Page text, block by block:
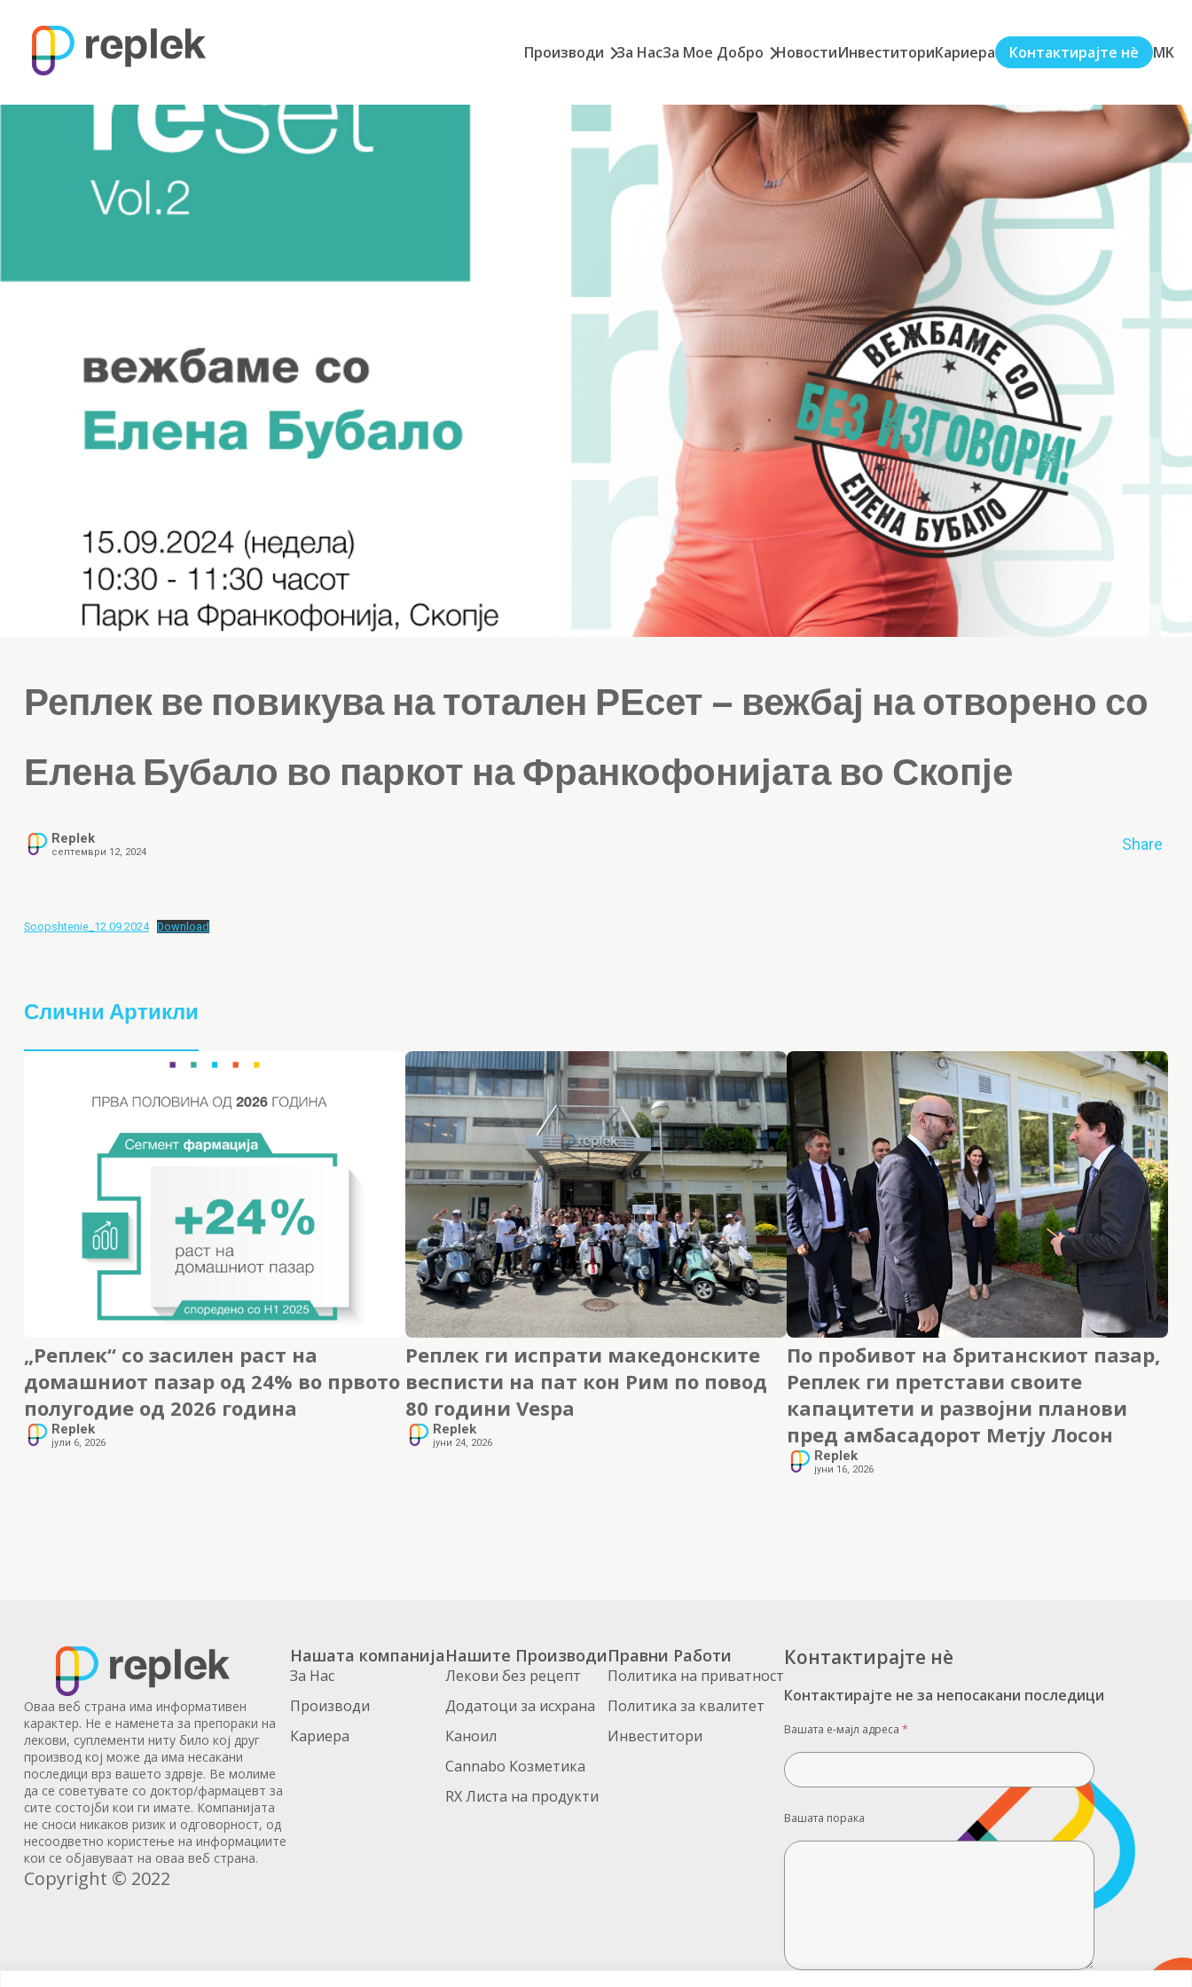
Производи За НасЗа Мое Добро НовостиИнвеститориКариера Контактирајте нè MK
Реплек ве повикува на тотален РЕсет – вежбај на отворено со
Елена Бубало во паркот на Франкофонијата во Скопје
Replek
септември 12, 2024 Share
Soopshtenie_12.09.2024 Download
Слични Артикли
„Реплек“ со засилен раст на
домашниот пазар од 24% во првото
полугодие од 2026 година
Replek
јули 6, 2026
Реплек ги испрати македонските
весписти на пат кон Рим по повод
80 години Vespa
Replek
јуни 24, 2026
По пробивот на британскиот пазар,
Реплек ги претстави своите
капацитети и развојни планови
пред амбасадорот Метју Лосон
Replek
јуни 16, 2026
Оваа веб страна има информативен
карактер. Не е наменета за препораки на
лекови, суплементи ниту било кој друг
производ кој може да има несакани
последици врз вашето здрвје. Ве молиме
да се советувате со доктор/фармацевт за
сите состојби кои ги имате. Компанијата
не сноси никаков ризик и одговорност, од
несоодветно користење на информациите
кои се објавуваат на оваа веб страна.
Copyright © 2022
Нашата компанија
За Нас
Производи
Кариера
Нашите Производи
Лекови без рецепт
Додатоци за исхрана
Каноил
Cannabo Козметика
RX Листа на продукти
Правни Работи
Политика на приватност
Политика за квалитет
Инвеститори
Контактирајте нè
Контактирајте не за непосакани последици
Вашата е-мајл адреса *
Вашата порака